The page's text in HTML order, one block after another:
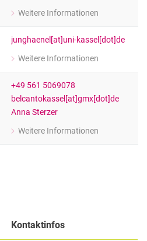
Weitere Informationen
zu Nicole Jukic
junghaenel[at]uni-kassel[dot]de
Weitere Informationen
zu Ferdinand Junghänel
+49 561 5069078
belcantokassel[at]gmx[dot]de
Anna Sterzer
Weitere Informationen
zu Anna Sterzer
Kontaktinfos